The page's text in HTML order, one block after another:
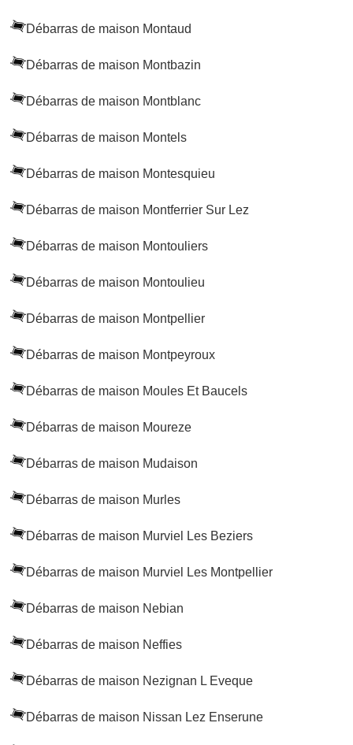
Débarras de maison Montaud
Débarras de maison Montbazin
Débarras de maison Montblanc
Débarras de maison Montels
Débarras de maison Montesquieu
Débarras de maison Montferrier Sur Lez
Débarras de maison Montouliers
Débarras de maison Montoulieu
Débarras de maison Montpellier
Débarras de maison Montpeyroux
Débarras de maison Moules Et Baucels
Débarras de maison Moureze
Débarras de maison Mudaison
Débarras de maison Murles
Débarras de maison Murviel Les Beziers
Débarras de maison Murviel Les Montpellier
Débarras de maison Nebian
Débarras de maison Neffies
Débarras de maison Nezignan L Eveque
Débarras de maison Nissan Lez Enserune